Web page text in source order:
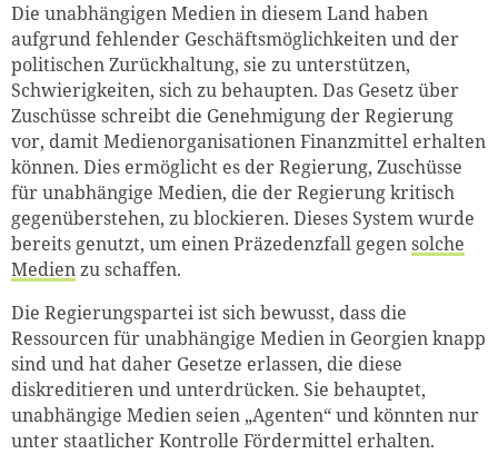
Die unabhängigen Medien in diesem Land haben
aufgrund fehlender Geschäftsmöglichkeiten und der
politischen Zurückhaltung, sie zu unterstützen,
Schwierigkeiten, sich zu behaupten. Das Gesetz über
Zuschüsse schreibt die Genehmigung der Regierung
vor, damit Medienorganisationen Finanzmittel erhalten
können. Dies ermöglicht es der Regierung, Zuschüsse
für unabhängige Medien, die der Regierung kritisch
gegenüberstehen, zu blockieren. Dieses System wurde
bereits genutzt, um einen Präzedenzfall gegensolche
Medienzu schaffen.
Die Regierungspartei ist sich bewusst, dass die
Ressourcen für unabhängige Medien in Georgien knapp
sind und hat daher Gesetze erlassen, die diese
diskreditieren und unterdrücken. Sie behauptet,
unabhängige Medien seien „Agenten“ und könnten nur
unter staatlicher Kontrolle Fördermittel erhalten.